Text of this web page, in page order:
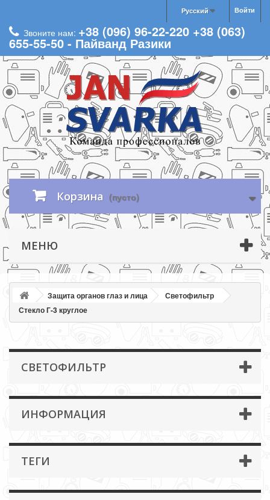
Войти
Русский
Звоните нам: +38 (096) 96-22-220 +38 (063)
655-55-50 - Пайванд Разики
Корзина (пусто)
МЕНЮ
Защита органов глаз и лица
Светофильтр
Стекло Г-3 круглое
СВЕТОФИЛЬТР
ИНФОРМАЦИЯ
ТЕГИ